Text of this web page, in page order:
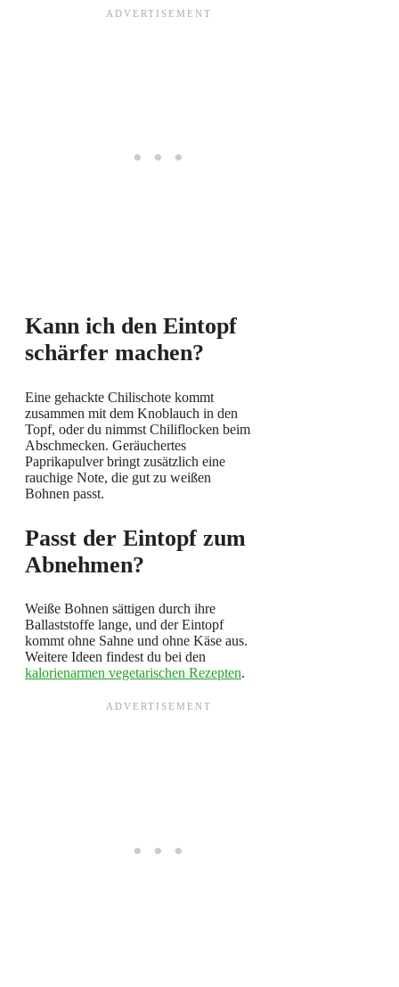
Kann ich den Eintopf
schärfer machen?
Eine gehackte Chilischote kommt
zusammen mit dem Knoblauch in den
Topf, oder du nimmst Chiliflocken beim
Abschmecken. Geräuchertes
Paprikapulver bringt zusätzlich eine
rauchige Note, die gut zu weißen
Bohnen passt.
Passt der Eintopf zum
Abnehmen?
Weiße Bohnen sättigen durch ihre
Ballaststoffe lange, und der Eintopf
kommt ohne Sahne und ohne Käse aus.
Weitere Ideen findest du bei den
kalorienarmen vegetarischen Rezepten.